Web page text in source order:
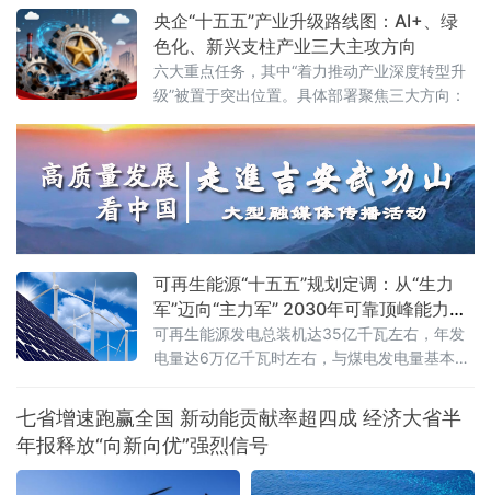
月1日起开展征收挥发性有机物环境保护税试
点，挥发性有机物将全部纳入征税范围。这标
志着我国绿色税制在大气污染治理领域迈出关
键一步。挥发性有机物是形成臭氧和细颗粒物
（PM2.5）的重要前体物，可引发雾霾、光化
学烟雾等大气环境问题，
央企“十五五”产业升级路线图：AI+、绿
色化、新兴支柱产业三大主攻方向
六大重点任务，其中“着力推动产业深度转型升
级”被置于突出位置。具体部署聚焦三大方向：
可再生能源“十五五”规划定调：从“生力
军”迈向“主力军” 2030年可靠顶峰能力新
增3亿千瓦
可再生能源发电总装机达35亿千瓦左右，年发
电量达6万亿千瓦时左右，与煤电发电量基本相
上，“十五五”期间全产业链总投资规模预计超过
5万亿元
七省增速跑赢全国 新动能贡献率超四成 经济大省半
年报释放“向新向优”强烈信号